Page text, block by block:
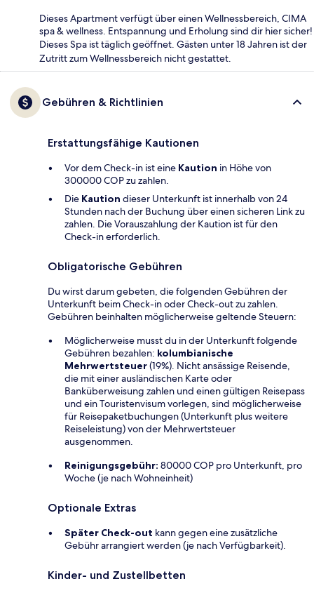
Dieses Apartment verfügt über einen Wellnessbereich, CIMA
spa & wellness. Entspannung und Erholung sind dir hier sicher!
Dieses Spa ist täglich geöffnet. Gästen unter 18 Jahren ist der
Zutritt zum Wellnessbereich nicht gestattet.
Gebühren & Richtlinien
Erstattungsfähige Kautionen
Vor dem Check-in ist eine Kaution in Höhe von
300000 COP zu zahlen.
Die Kaution dieser Unterkunft ist innerhalb von 24
Stunden nach der Buchung über einen sicheren Link zu
zahlen. Die Vorauszahlung der Kaution ist für den
Check-in erforderlich.
Obligatorische Gebühren
Du wirst darum gebeten, die folgenden Gebühren der
Unterkunft beim Check-in oder Check-out zu zahlen.
Gebühren beinhalten möglicherweise geltende Steuern:
Möglicherweise musst du in der Unterkunft folgende
Gebühren bezahlen: kolumbianische
Mehrwertsteuer(19%). Nicht ansässige Reisende,
die mit einer ausländischen Karte oder
Banküberweisung zahlen und einen gültigen Reisepass
und ein Touristenvisum vorlegen, sind möglicherweise
für Reisepaketbuchungen (Unterkunft plus weitere
Reiseleistung) von der Mehrwertsteuer
ausgenommen.
Reinigungsgebühr: 80000 COP pro Unterkunft, pro
Woche (je nach Wohneinheit)
Optionale Extras
Später Check-out kann gegen eine zusätzliche
Gebühr arrangiert werden (je nach Verfügbarkeit).
Kinder- und Zustellbetten